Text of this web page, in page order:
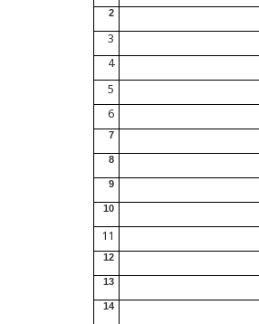
2
3
4
5
6
7
8
9
10
11
12
13
14